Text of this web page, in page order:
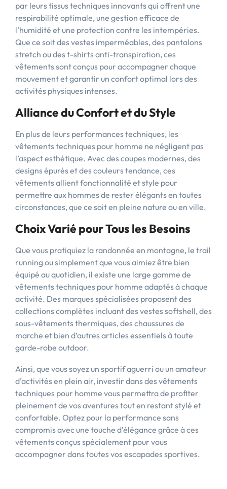
par leurs tissus techniques innovants qui offrent une
respirabilité optimale, une gestion efficace de
l’humidité et une protection contre les intempéries.
Que ce soit des vestes imperméables, des pantalons
stretch ou des t-shirts anti-transpiration, ces
vêtements sont conçus pour accompagner chaque
mouvement et garantir un confort optimal lors des
activités physiques intenses.
Alliance du Confort et du Style
En plus de leurs performances techniques, les
vêtements techniques pour homme ne négligent pas
l’aspect esthétique. Avec des coupes modernes, des
designs épurés et des couleurs tendance, ces
vêtements allient fonctionnalité et style pour
permettre aux hommes de rester élégants en toutes
circonstances, que ce soit en pleine nature ou en ville.
Choix Varié pour Tous les Besoins
Que vous pratiquiez la randonnée en montagne, le trail
running ou simplement que vous aimiez être bien
équipé au quotidien, il existe une large gamme de
vêtements techniques pour homme adaptés à chaque
activité. Des marques spécialisées proposent des
collections complètes incluant des vestes softshell, des
sous-vêtements thermiques, des chaussures de
marche et bien d’autres articles essentiels à toute
garde-robe outdoor.
Ainsi, que vous soyez un sportif aguerri ou un amateur
d’activités en plein air, investir dans des vêtements
techniques pour homme vous permettra de profiter
pleinement de vos aventures tout en restant stylé et
confortable. Optez pour la performance sans
compromis avec une touche d’élégance grâce à ces
vêtements conçus spécialement pour vous
accompagner dans toutes vos escapades sportives.